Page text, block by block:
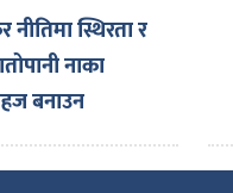
नीतिमा स्थिरता र
नाका
बनाउन
माग,
लागि